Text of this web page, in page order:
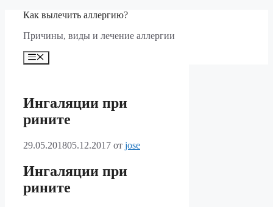
Перейти
содержимому
Как вылечить аллергию?
Причины, виды и лечение аллергии
Меню
Ингаляции при
рините
29.05.201805.12.2017 от jose
Ингаляции при
рините